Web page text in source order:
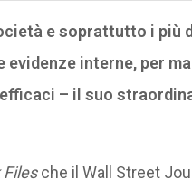
e soprattutto i più
evidenze interne, per
– il suo
Filesche il Wall Street